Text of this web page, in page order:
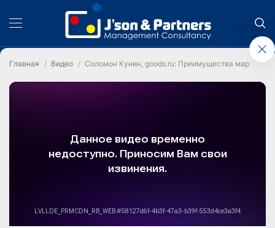
Главная Видео Соломон Кунин, goods.ru: Преимущества